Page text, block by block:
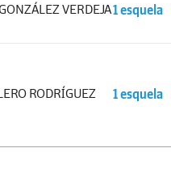
VERDEJA1 esquela
RODRÍGUEZ 1 esquela